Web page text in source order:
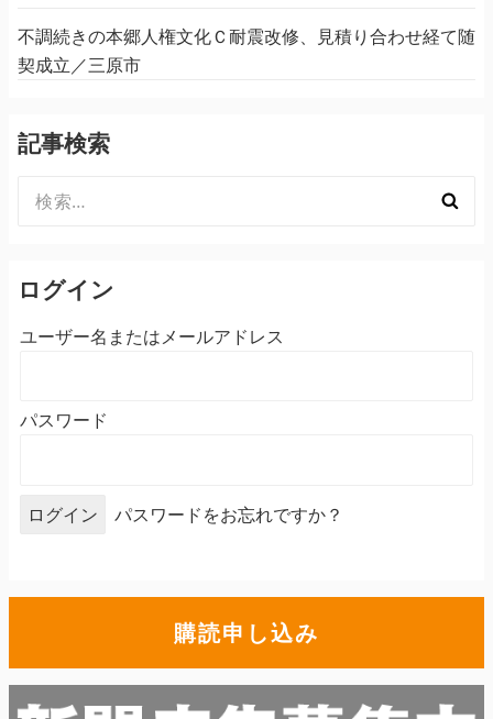
不調続きの本郷人権文化Ｃ耐震改修、見積り合わせ経て随
契成立／三原市
記事検索
索:
ログイン
ユーザー名またはメールアドレス
パスワード
パスワードをお忘れですか？
購読申し込み